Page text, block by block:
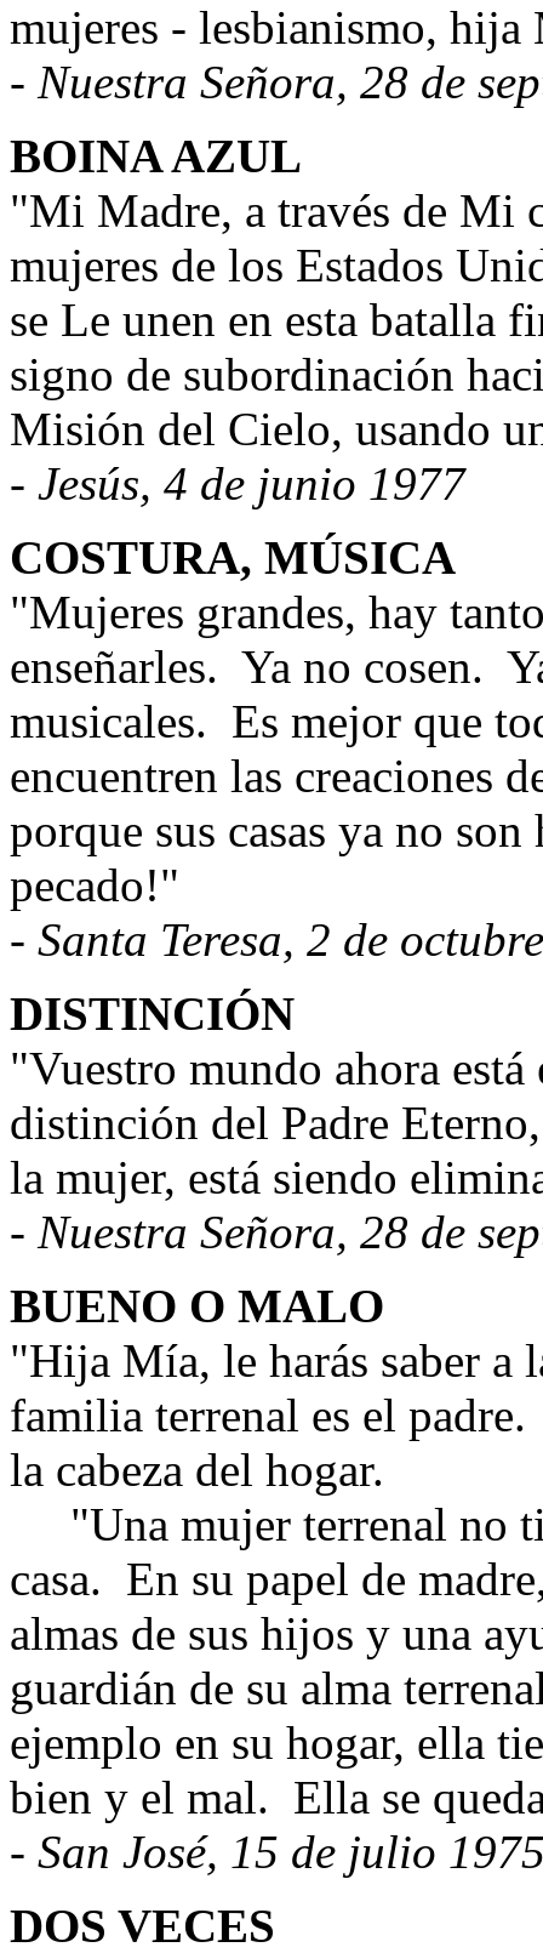
mujeres - lesbianismo, hija
- Nuestra Señora, 28 de
BOINA AZUL
"Mi Madre, a través de Mi
mujeres de los Estados
se Le unen en esta batalla
signo de subordinación
Misión del Cielo, usando
- Jesús, 4 de junio 1977
COSTURA, MÚSICA
"Mujeres grandes, hay
enseñarles. Ya no cosen.
musicales. Es mejor que
encuentren las creaciones
porque sus casas ya no son
pecado!"
- Santa Teresa, 2 de
DISTINCIÓN
"Vuestro mundo ahora
distinción del Padre
la mujer, está siendo
- Nuestra Señora, 28 de
BUENO O MALO
"Hija Mía, le harás saber a
familia terrenal es el padre.
la cabeza del hogar.
"Una mujer terrenal no
casa. En su papel de
almas de sus hijos y una
guardián de su alma
ejemplo en su hogar, ella
bien y el mal. Ella se
- San José, 15 de julio
DOS VECES